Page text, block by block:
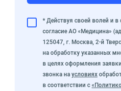
* Действуя своей волей и в
согласие АО «Медицина»
125047, г. Москва, 2-й
на обработку указанных
в целях оформления
звонка на условиях
в соответствии с